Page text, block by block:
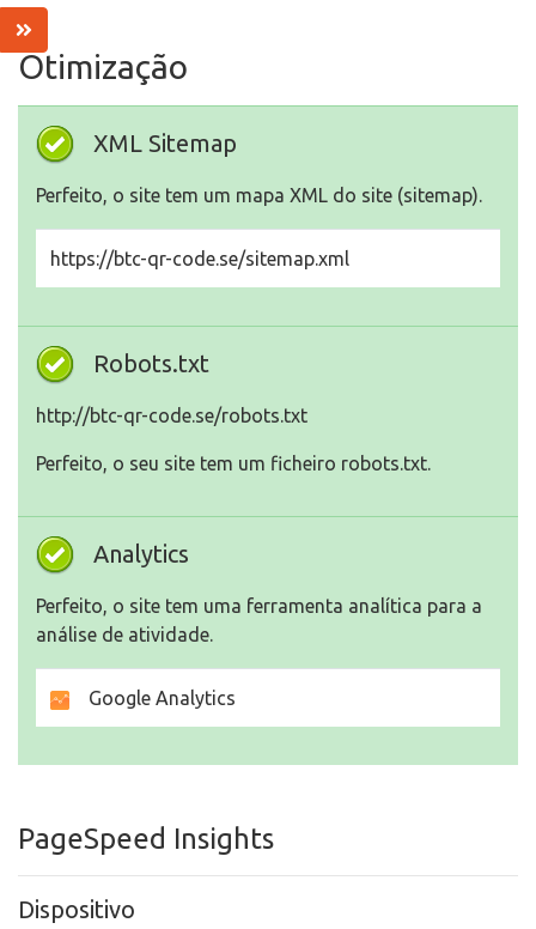
Otimização
XML Sitemap
Perfeito, o site tem um mapa XML do site (sitemap).
https://btc-qr-code.se/sitemap.xml
Robots.txt
http://btc-qr-code.se/robots.txt
Perfeito, o seu site tem um ficheiro robots.txt.
Analytics
Perfeito, o site tem uma ferramenta analítica para a
análise de atividade.
Google Analytics
PageSpeed Insights
Dispositivo